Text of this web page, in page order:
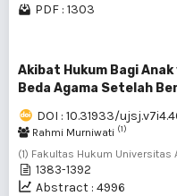
PDF : 1303
Akibat Hukum Bagi
Beda Agama Setelah
DOI : 10.31933/
Rahmi Murniwati (1)
(1) Fakultas Hukum Universitas
1383-1392
Abstract : 4996